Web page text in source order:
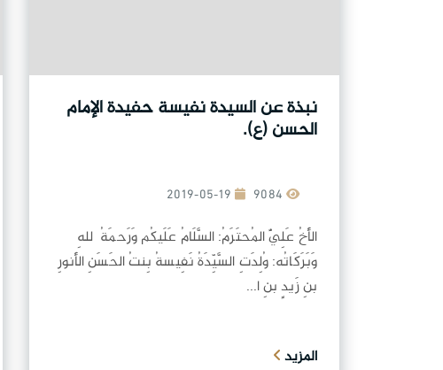
نبذة عن السيدة نفيسة حفيدة الإمام
الحسن (ع).
2019-05-19
الأَخُ عَلِيٌّ المُحتَرَمُ: السَّلَامُ عَلَيكُم وَرَحمَةُ ٱللهِ
وَبَرَكَاتُه: وُلِدَتِ السَّيِّدَةُ نَفِيسةُ بِنتُ الحَسَنِ الأَنورِ
بنِ زَيدٍ بنِ ا...
المزيد